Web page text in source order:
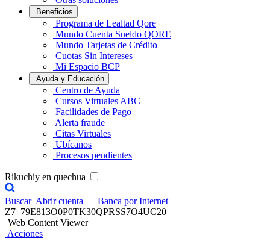
Beneficios
Programa de Lealtad Qore
Mundo Cuenta Sueldo QORE
Mundo Tarjetas de Crédito
Cuotas Sin Intereses
Mi Espacio BCP
Ayuda y Educación
Centro de Ayuda
Cursos Virtuales ABC
Facilidades de Pago
Alerta fraude
Citas Virtuales
Ubícanos
Procesos pendientes
Rikuchiy en quechua
Buscar Abrir cuenta
Banca por Internet
Z7_79E813O0P0TK30QPRSS7O4UC20
Web Content Viewer
Acciones